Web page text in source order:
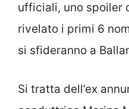
ufficiali, uno spoiler
rivelato i primi 6
si sfideranno a
Si tratta dell’ex